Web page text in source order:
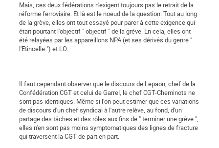
Mais, ces deux fédérations n'exigent toujours pas le retrait de la
réforme ferroviaire. Et là est le noeud de la question. Tout au long
de la grève, elles ont tout essayé pour parer à cette exigence qui
était pourtant l'objectif " objectif " de la grève. En cela, elles ont
été relayées par les appareillons NPA (et ses dérivés du genre "
l'Etincelle ") et LO.
Il faut cependant observer que le discours de Lepaon, chef de la
Confédération CGT et celui de Garrel, le chef CGT-Cheminots ne
sont pas identiques. Même si l'on peut estimer que ces variations
de discours d'un chef syndical à l'autre relève, au fond, d'un
partage des tâches et des rôles aux fins de " terminer une grève ",
elles n'en sont pas moins symptomatiques des lignes de fracture
qui traversent la CGT de part en part.